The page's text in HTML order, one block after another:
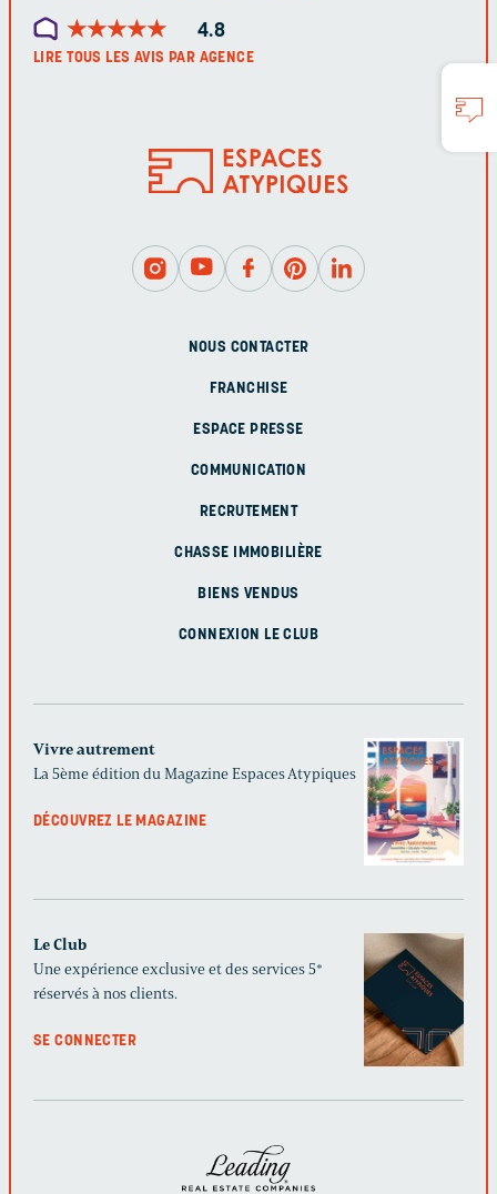
★★★★★
★★★★★ 4.8
LIRE TOUS LES AVIS PAR AGENCE
NOUS CONTACTER
FRANCHISE
ESPACE PRESSE
COMMUNICATION
RECRUTEMENT
CHASSE IMMOBILIÈRE
BIENS VENDUS
CONNEXION LE CLUB
Vivre autrement
La 5ème édition du Magazine Espaces Atypiques
DÉCOUVREZ LE MAGAZINE
Le Club
Une expérience exclusive et des services 5*
réservés à nos clients.
SE CONNECTER